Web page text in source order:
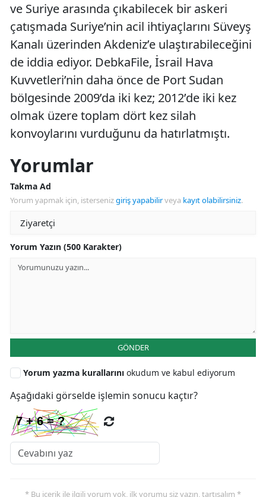
ve Suriye arasında çıkabilecek bir askeri
çatışmada Suriye’nin acil ihtiyaçlarını Süveyş
Kanalı üzerinden Akdeniz’e ulaştırabileceğini
de iddia ediyor. DebkaFile, İsrail Hava
Kuvvetleri’nin daha önce de Port Sudan
bölgesinde 2009’da iki kez; 2012’de iki kez
olmak üzere toplam dört kez silah
konvoylarını vurduğunu da hatırlatmıştı.
Yorumlar
Takma Ad
Yorum yapmak için, istersenizgiriş yapabilirveya kayıt olabilirsiniz.
Yorum Yazın (500 Karakter)
GÖNDER
Yorum yazma kurallarını okudum ve kabul ediyorum
Aşağıdaki görselde işlemin sonucu kaçtır?
* Bu içerik ile ilgili yorum yok, ilk yorumu siz yazın, tartışalım *